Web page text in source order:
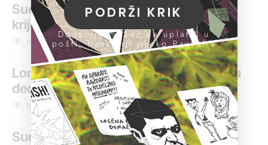
Sudija smatra da se Petar Panić Pana
krije
18. jun 2018.
Lončar izdao Paniću lekarski izveštaj u
decembru 2000.
18. jun 2018.
Suđenje za napad na Branka Munjizu
PODRŽI KRIK
Donacije možeš da uplatiš u
pošti, banci ili preko PayPal-a